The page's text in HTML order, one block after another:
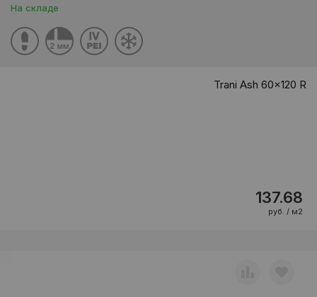
На складе
Trani Ash 60x120 R
137.68
руб. / м2